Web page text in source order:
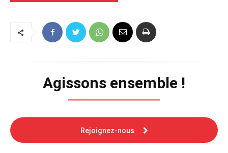
Agissons ensemble !
Rejoignez-nous